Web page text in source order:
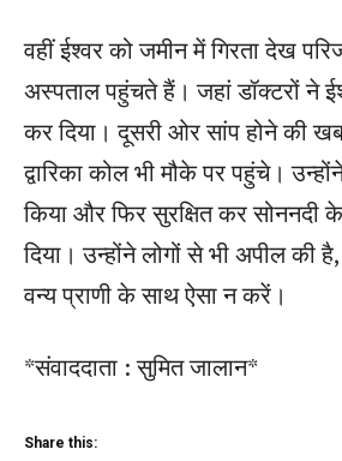
वहीं ईश्वर को जमीन में गिरता देख
अस्पताल पहुंचते हैं। जहां डॉक्टरों ने
कर दिया। दूसरी ओर सांप होने की
द्वारिका कोल भी मौके पर पहुंचे।
किया और फिर सुरक्षित कर सोननदी
दिया। उन्होंने लोगों से भी अपील की
वन्य प्राणी के साथ ऐसा न करें।
*संवाददाता : सुमित जालान*
Share this: